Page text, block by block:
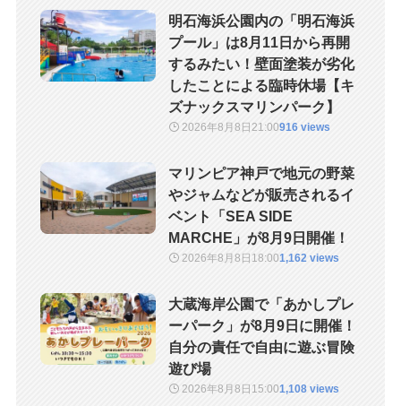
明石海浜公園内の「明石海浜
プール」は8月11日から再開
するみたい！壁面塗装が劣化
したことによる臨時休場【キ
ズナックスマリンパーク】
2026年8月8日21:00916 views
マリンピア神戸で地元の野菜
やジャムなどが販売されるイ
ベント「SEA SIDE
MARCHE」が8月9日開催！
2026年8月8日 18:001,162 views
大蔵海岸公園で「あかしプレ
ーパーク」が8月9日に開催！
自分の責任で自由に遊ぶ冒険
遊び場
2026年8月8日 15:001,108 views